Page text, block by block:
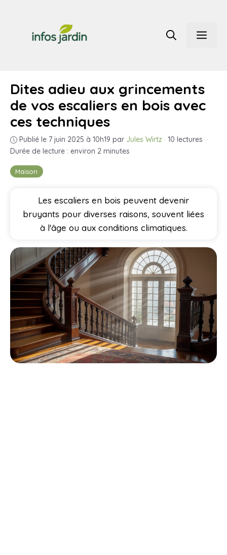
contenu
Maison
Dites adieu aux grincements
de vos escaliers en bois avec
ces techniques
Publié le 7 juin 2025 à 10h19 par Jules Wirtz · 10 lectures ·
Durée de lecture : environ 2 minutes
Les escaliers en bois peuvent devenir
bruyants pour diverses raisons, souvent liées
à l'âge ou aux conditions climatiques.